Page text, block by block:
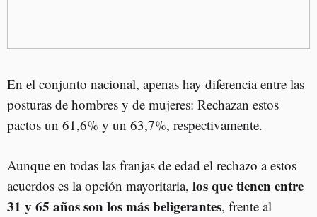
En el conjunto nacional, apenas hay diferencia entre las
posturas de hombres y de mujeres: Rechazan estos
pactos un 61,6% y un 63,7%, respectivamente.
Aunque en todas las franjas de edad el rechazo a estos
acuerdos es la opción mayoritaria, los que tienen entre
31 y 65 años son los más beligerantes, frente al